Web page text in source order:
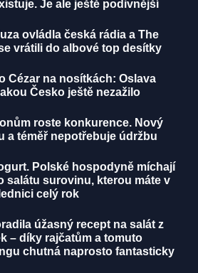
Je ale ještě podivnější
ovládla česká rádia a The
vrátili do albové top desítky
Cézar na nosítkách: Oslava
Česko ještě nezažilo
roste konkurence. Nový
a téměř nepotřebuje údržbu
Polské hospodyně míchají
salátu surovinu, kterou máte v
lednici celý rok
úžasný recept na salát z
– díky rajčatům a tomuto
chutná naprosto fantasticky